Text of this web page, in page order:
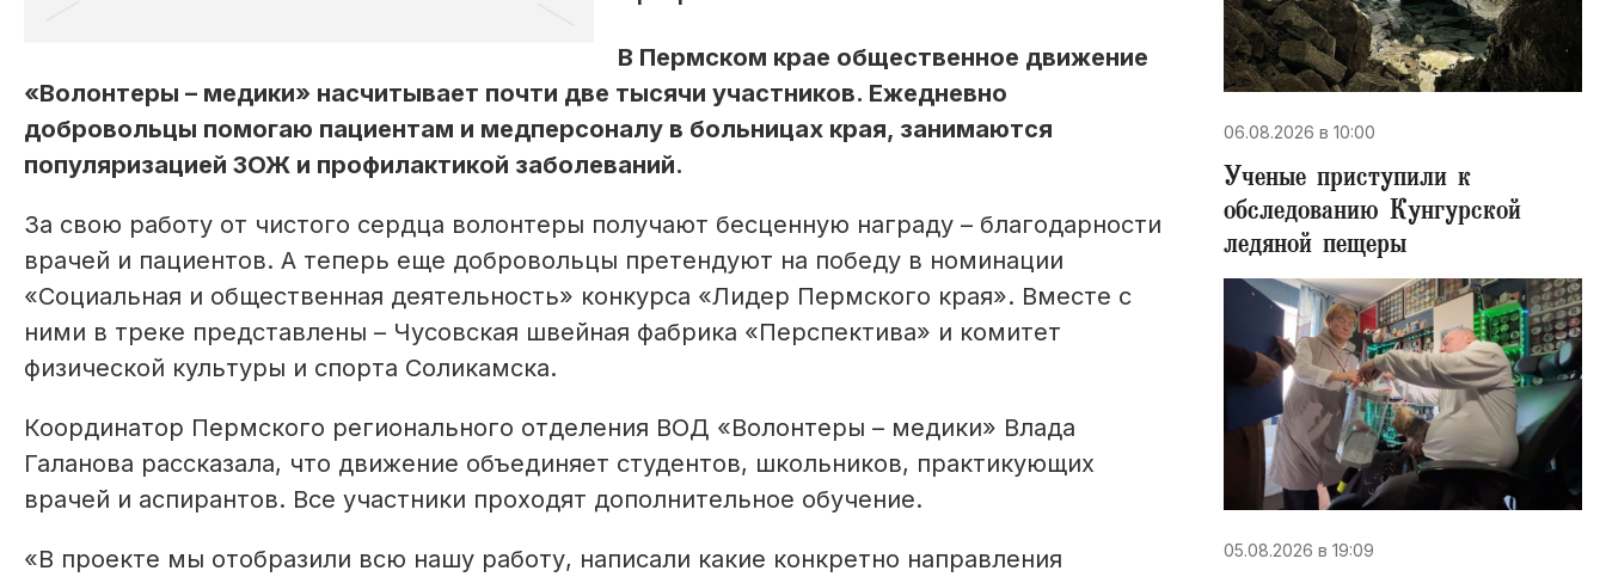
В Пермском крае общественное движение
«Волонтеры – медики» насчитывает почти две тысячи участников. Ежедневно
добровольцы помогаю пациентам и медперсоналу в больницах края, занимаются
популяризацией ЗОЖ и профилактикой заболеваний.
За свою работу от чистого сердца волонтеры получают бесценную награду – благодарности
врачей и пациентов. А теперь еще добровольцы претендуют на победу в номинации
«Социальная и общественная деятельность» конкурса «Лидер Пермского края». Вместе с
ними в треке представлены – Чусовская швейная фабрика «Перспектива» и комитет
физической культуры и спорта Соликамска.
Координатор Пермского регионального отделения ВОД «Волонтеры – медики» Влада
Галанова рассказала, что движение объединяет студентов, школьников, практикующих
врачей и аспирантов. Все участники проходят дополнительное обучение.
«В проекте мы отобразили всю нашу работу, написали какие конкретно направления
06.08.2026 в 10:00
Ученые приступили к
обследованию Кунгурской
ледяной пещеры
05.08.2026 в 19:09